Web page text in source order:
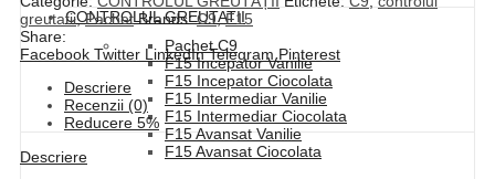
CONTROLUL GREUTATII
Pachet C9
F15 Incepator Vanilie
F15 Incepator Ciocolata
F15 Intermediar Vanilie
F15 Intermediar Ciocolata
F15 Avansat Vanilie
F15 Avansat Ciocolata
greutatii,Pachet Brands:C9,F15
Share:
Facebook Twitter LinkedIn Telegram Pinterest
Descriere
Recenzii (0)
Reducere 5%
Descriere